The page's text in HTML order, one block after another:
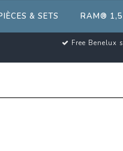
& SETS RAM®
Free Benelux